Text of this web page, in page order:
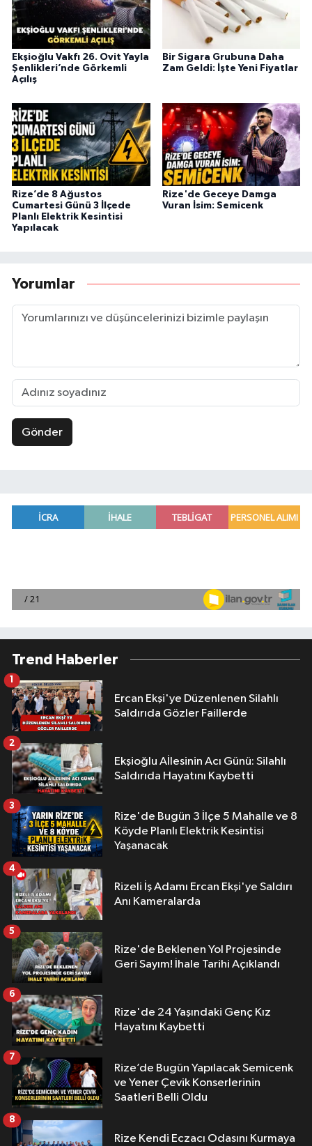
Ekşioğlu Vakfı 26. Ovit Yayla
Şenlikleri’nde Görkemli
Açılış
Bir Sigara Grubuna Daha
Zam Geldi: İşte Yeni Fiyatlar
Rize’de 8 Ağustos
Cumartesi Günü 3 İlçede
Planlı Elektrik Kesintisi
Yapılacak
Rize'de Geceye Damga
Vuran İsim: Semicenk
Yorumlar
Gönder
Trend Haberler
Ercan Ekşi'ye Düzenlenen Silahlı
Saldırıda Gözler Faillerde
1
Ekşioğlu Aİlesinin Acı Günü: Silahlı
Saldırıda Hayatını Kaybetti
2
Rize'de Bugün 3 İlçe 5 Mahalle ve 8
Köyde Planlı Elektrik Kesintisi
Yaşanacak
3
Rizeli İş Adamı Ercan Ekşi'ye Saldırı
Anı Kameralarda
4
Rize'de Beklenen Yol Projesinde
Geri Sayım! İhale Tarihi Açıklandı
5
Rize'de 24 Yaşındaki Genç Kız
Hayatını Kaybetti
6
Rize’de Bugün Yapılacak Semicenk
ve Yener Çevik Konserlerinin
Saatleri Belli Oldu
7
Rize Kendi Eczacı Odasını Kurmaya
8